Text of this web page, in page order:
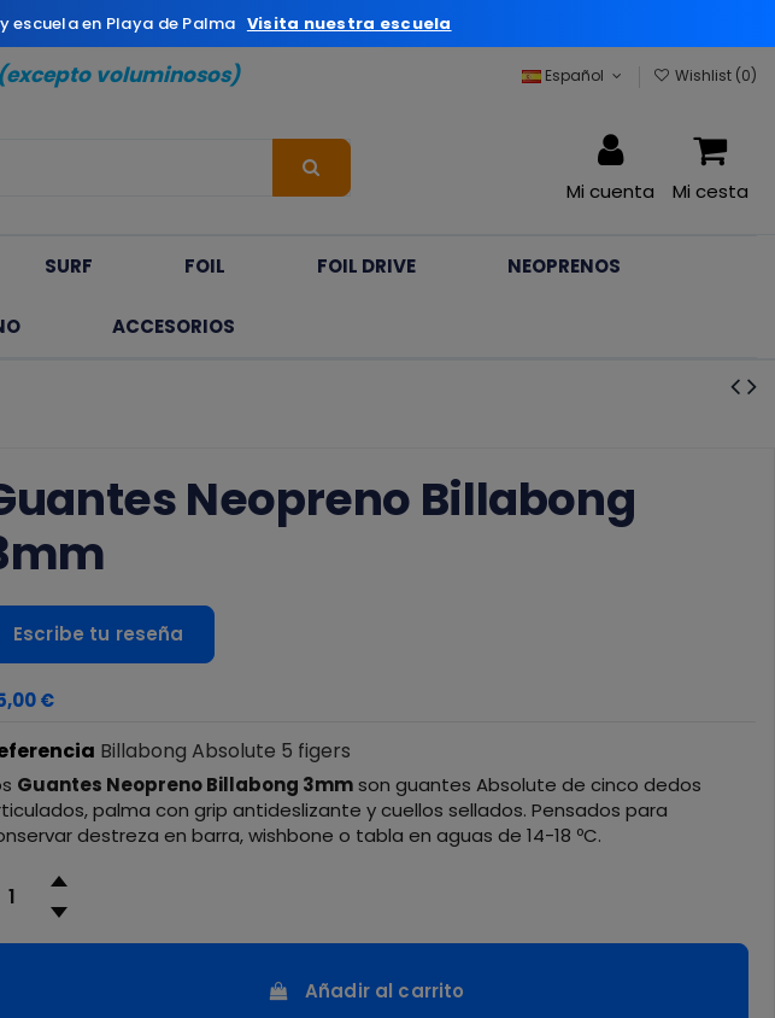
voluminosos) Español Wishlist (0)
Mi cuenta Mi cesta
SURF FOIL FOIL DRIVE NEOPRENOS
ACCESORIOS
Neopreno Billabong
Escribe tu reseña
€
Billabong Absolute 5 figers
Guantes Neopreno Billabong 3mmson guantes Absolute de cinco dedos
palma con grip antideslizante y cuellos sellados. Pensados para
destreza en barra, wishbone o tabla en aguas de 14-18 ºC.
Añadir al carrito
escuela en Playa de Palma Visita nuestra escuela